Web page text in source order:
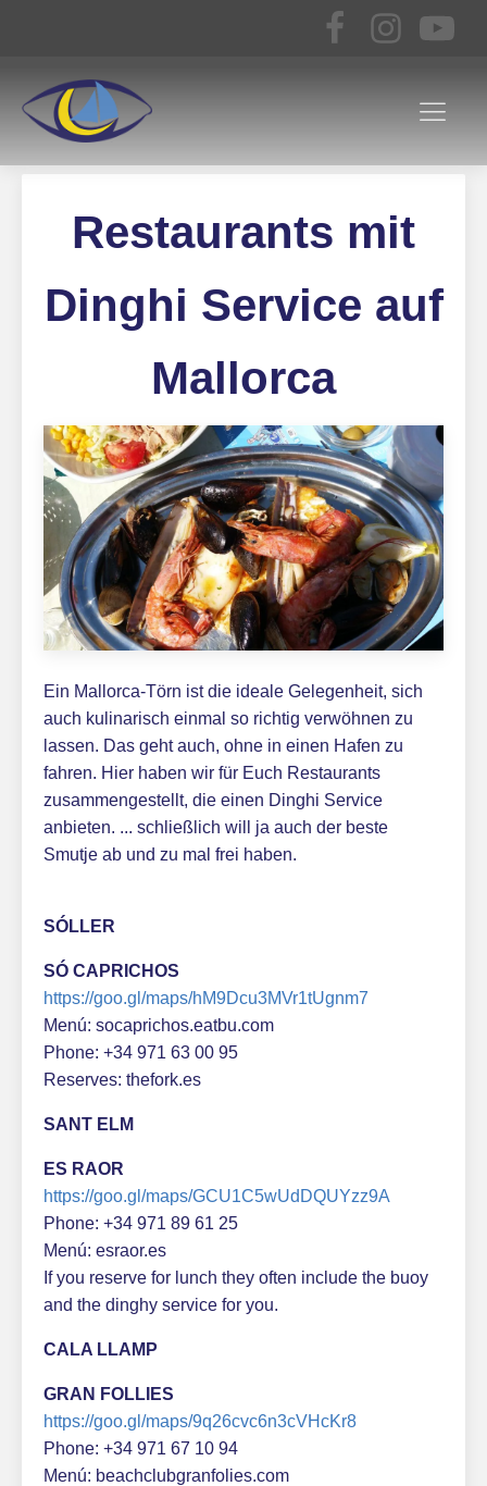
Restaurants mit
Dinghi Service auf
Mallorca
Ein Mallorca-Törn ist die ideale Gelegenheit, sich
auch kulinarisch einmal so richtig verwöhnen zu
lassen. Das geht auch, ohne in einen Hafen zu
fahren. Hier haben wir für Euch Restaurants
zusammengestellt, die einen Dinghi Service
anbieten. ... schließlich will ja auch der beste
Smutje ab und zu mal frei haben.
SÓLLER
SÓ CAPRICHOS
https://goo.gl/maps/hM9Dcu3MVr1tUgnm7
Menú: socaprichos.eatbu.com
Phone: +34 971 63 00 95
Reserves: thefork.es
SANT ELM
ES RAOR
https://goo.gl/maps/GCU1C5wUdDQUYzz9A
Phone: +34 971 89 61 25
Menú: esraor.es
If you reserve for lunch they often include the buoy
and the dinghy service for you.
CALA LLAMP
GRAN FOLLIES
https://goo.gl/maps/9q26cvc6n3cVHcKr8
Phone: +34 971 67 10 94
Menú: beachclubgranfolies.com